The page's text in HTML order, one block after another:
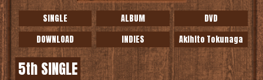
SINGLE ALBUM
DVD
DOWNLOAD
INDIES Akihito Tokunaga
5th SINGLE